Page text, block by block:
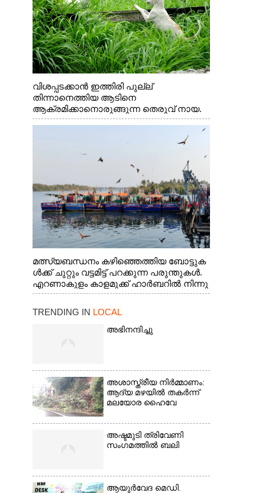
വിശപ്പടക്കാൻ ഇത്തിരി പുല്ല്
തിന്നാനെത്തിയ ആടിനെ
ആക്രമിക്കാനൊരുങ്ങുന്ന തെരുവ് നായ.
എറണാകുളം വാത്തുരുത്തിയിൽ നിന്നുള്ള
മത്സ്യബന്ധനം കഴിഞ്ഞെത്തിയ ബോട്ടുക
ൾക്ക് ചുറ്റും വട്ടമിട്ട് പറക്കുന്ന പരുന്തുകൾ.
എറണാകുളം കാളമുക്ക് ഹാർബറിൽ നിന്നു
ള്ള കാഴ്ച
TRENDING IN LOCAL
അഭിനന്ദിച്ചു
അശാസ്ത്രീയ നിർമ്മാണം:
ആദ്യ മഴയിൽ തകർന്ന്
മലയോര ഹൈവേ
അഷ്ടമുടി ത്രിവേണി
സംഗമത്തിൽ ബലി
ആയുർവേദ മെഡി.